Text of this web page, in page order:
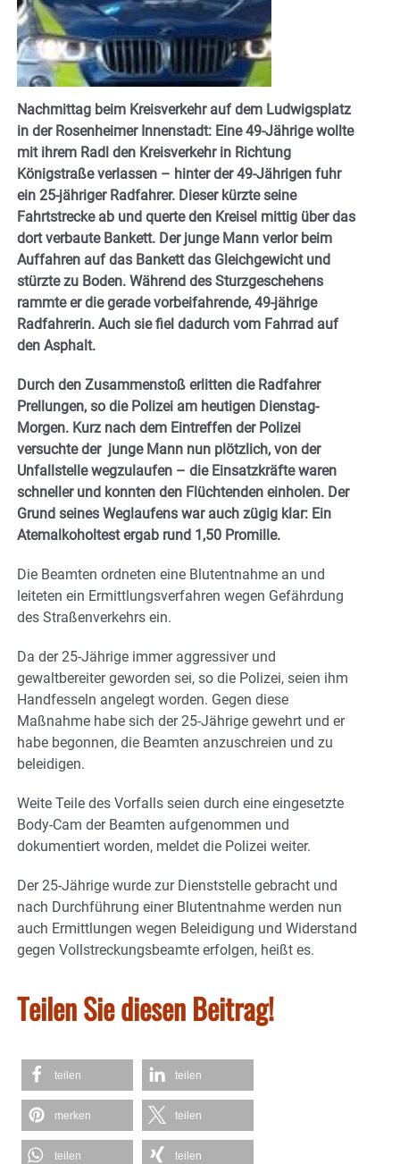
Nachmittag beim Kreisverkehr auf dem Ludwigsplatz
in der Rosenheimer Innenstadt: Eine 49-Jährige wollte
mit ihrem Radl den Kreisverkehr in Richtung
Königstraße verlassen – hinter der 49-Jährigen fuhr
ein 25-jähriger Radfahrer. Dieser kürzte seine
Fahrtstrecke ab und querte den Kreisel mittig über das
dort verbaute Bankett. Der junge Mann verlor beim
Auffahren auf das Bankett das Gleichgewicht und
stürzte zu Boden. Während des Sturzgeschehens
rammte er die gerade vorbeifahrende, 49-jährige
Radfahrerin. Auch sie fiel dadurch vom Fahrrad auf
den Asphalt.
Durch den Zusammenstoß erlitten die Radfahrer
Prellungen, so die Polizei am heutigen Dienstag-
Morgen. Kurz nach dem Eintreffen der Polizei
versuchte der junge Mann nun plötzlich, von der
Unfallstelle wegzulaufen – die Einsatzkräfte waren
schneller und konnten den Flüchtenden einholen. Der
Grund seines Weglaufens war auch zügig klar: Ein
Atemalkoholtest ergab rund 1,50 Promille.
Die Beamten ordneten eine Blutentnahme an und
leiteten ein Ermittlungsverfahren wegen Gefährdung
des Straßenverkehrs ein.
Da der 25-Jährige immer aggressiver und
gewaltbereiter geworden sei, so die Polizei, seien ihm
Handfesseln angelegt worden. Gegen diese
Maßnahme habe sich der 25-Jährige gewehrt und er
habe begonnen, die Beamten anzuschreien und zu
beleidigen.
Weite Teile des Vorfalls seien durch eine eingesetzte
Body-Cam der Beamten aufgenommen und
dokumentiert worden, meldet die Polizei weiter.
Der 25-Jährige wurde zur Dienststelle gebracht und
nach Durchführung einer Blutentnahme werden nun
auch Ermittlungen wegen Beleidigung und Widerstand
gegen Vollstreckungsbeamte erfolgen, heißt es.
Teilen Sie diesen Beitrag!
teilen teilen
merken teilen
teilen teilen